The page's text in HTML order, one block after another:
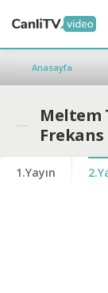
Anasayfa
Meltem
Frekans
1.Yayın